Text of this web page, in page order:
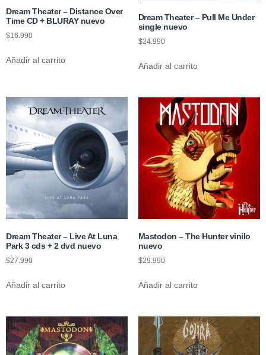
Dream Theater – Distance Over
Time CD + BLURAY nuevo
$16.990
Añadir al carrito
Dream Theater – Pull Me Under
single nuevo
$24.990
Añadir al carrito
Dream Theater – Live At Luna
Park 3 cds + 2 dvd nuevo
$27.990
Añadir al carrito
Mastodon ‎– The Hunter vinilo
nuevo
$29.990
Añadir al carrito